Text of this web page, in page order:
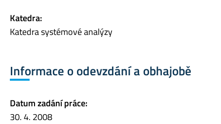
Katedra:
Katedra systémové analýzy
Informace o odevzdání a obhajobě
Datum zadání práce:
30. 4. 2008